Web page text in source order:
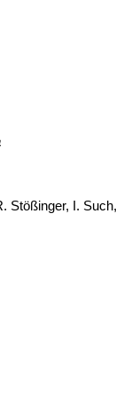
Stößinger, I.